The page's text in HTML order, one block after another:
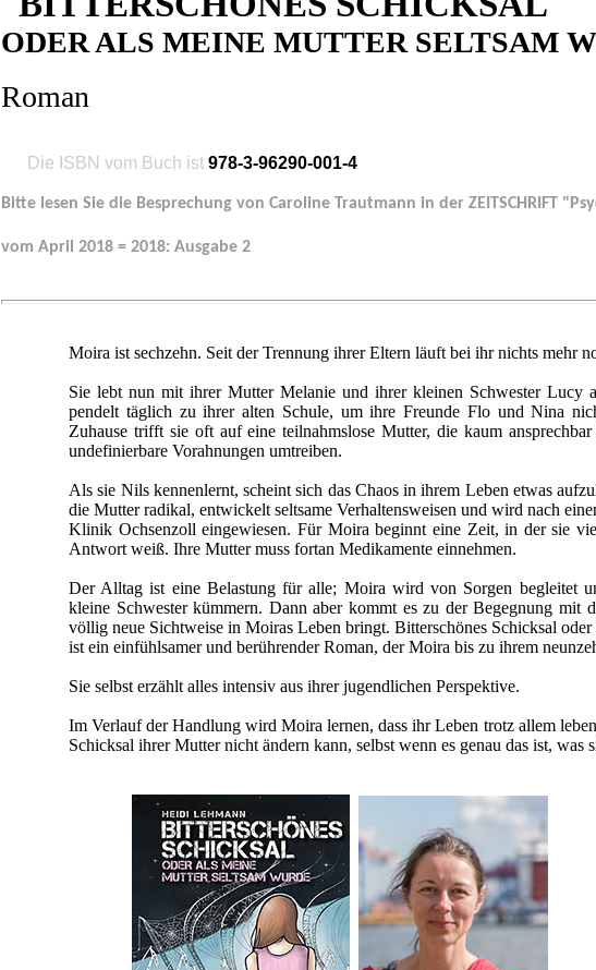
ODER ALS MEINE MUTTER SELTSAM
Roman
Die ISBN vom Buch ist 978-3-96290-001-4
Bitte lesen Sie die Besprechung von Caroline Trautmann in der ZEITSCHRIFT
vom April 2018 = 2018: Ausgabe 2
Moira ist sechzehn. Seit der Trennung ihrer Eltern läuft bei ihr nichts mehr
Sie lebt nun mit ihrer Mutter Melanie und ihrer kleinen Schwester Lucy
pendelt täglich zu ihrer alten Schule, um ihre Freunde Flo und Nina
Zuhause trifft sie oft auf eine teilnahmslose Mutter, die kaum
undefinierbare Vorahnungen umtreiben.
Als sie Nils kennenlernt, scheint sich das Chaos in ihrem Leben etwas
die Mutter radikal, entwickelt seltsame Verhaltensweisen und wird nach
Klinik Ochsenzoll eingewiesen. Für Moira beginnt eine Zeit, in der sie
Antwort weiß. Ihre Mutter muss fortan Medikamente einnehmen.
Der Alltag ist eine Belastung für alle; Moira wird von Sorgen begleitet
kleine Schwester kümmern. Dann aber kommt es zu der Begegnung mit
völlig neue Sichtweise in Moiras Leben bringt. Bitterschönes Schicksal
ist ein einfühlsamer und berührender Roman, der Moira bis zu ihrem
Sie selbst erzählt alles intensiv aus ihrer jugendlichen Perspektive.
Im Verlauf der Handlung wird Moira lernen, dass ihr Leben trotz allem
Schicksal ihrer Mutter nicht ändern kann, selbst wenn es genau das ist, was